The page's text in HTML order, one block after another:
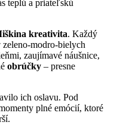
teplú a priateľskú
kreativita. Každý
modro-bielych
zaujímavé náušnice,
obrúčky – presne
ich oslavu. Pod
plné emócií, ktoré